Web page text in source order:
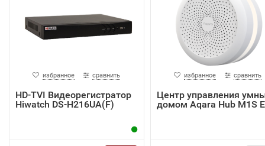
избранное сравнить
HD-TVI Видеорегистратор
Hiwatch DS-H216UA(F)
избранное сравнить
Центр управления
домом Aqara Hub M1S